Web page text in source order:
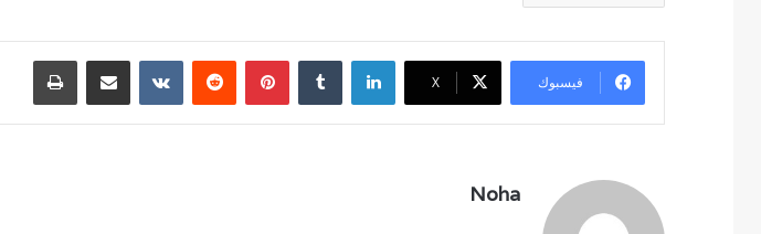
فيسبوك ‫X
لينكدإن بينتيريست مشاركة عبر البريد طباعة
Noha